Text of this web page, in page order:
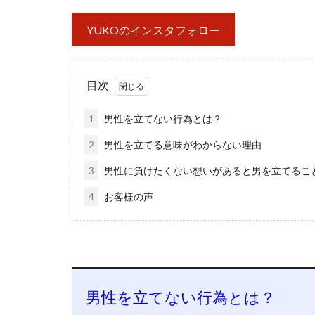
YUKOのインスタフォロー
目次
1 男性を立てない行為とは？
2 男性を立てる意味がわからない理由
3 男性に負けたくない想いがあると男を立てるこ
4 お客様の声
男性を立てない行為とは？